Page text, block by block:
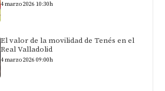
4 marzo 2026 10:30h
El valor de la movilidad de Tenés en el
Real Valladolid
4 marzo 2026 09:00h